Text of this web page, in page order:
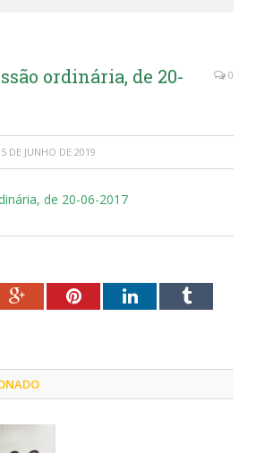
ordinária, de 20-
0
5 DE JUNHO DE 2019
de 20-06-2017
Google+PinterestLinkedInTumblr